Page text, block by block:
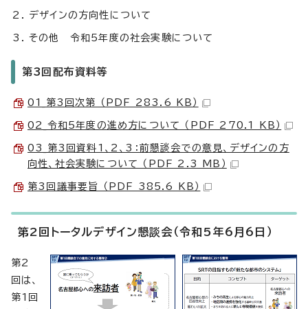
デザインの方向性について
その他 令和5年度の社会実験について
第3回配布資料等
01_第3回次第 （PDF 283.6 KB）
02_令和5年度の進め方について （PDF 270.1 KB）
03_第3回資料1、2、3：前懇談会での意見、デザインの方
向性、社会実験について （PDF 2.3 MB）
第3回議事要旨 （PDF 385.6 KB）
第2回トータルデザイン懇談会（令和5年6月6日）
第2
回は、
第1回